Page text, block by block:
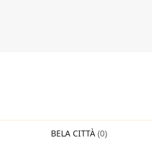
BELA CITTÀ (0)